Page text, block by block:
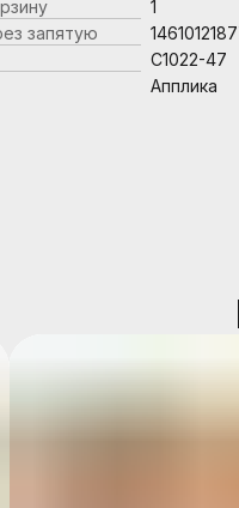
1
запятую
С1022-47
Апплика